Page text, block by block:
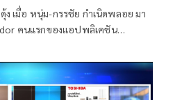
ง เมื่อ หนุ่ม-กรรชัย กำเนิดพลอย มา
คนแรกของแอปพลิเคชัน
อมเปิดตัวโฉมใหม่ของแอปพลิเคชัน
AI อัจฉริยะ ในงาน Whoscall Trust
ภายใต้ธีม Innovating for trust,